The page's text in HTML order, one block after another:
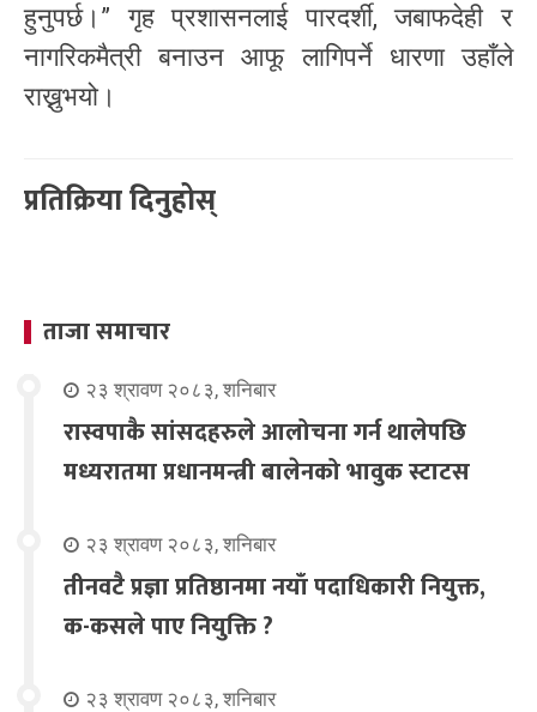
हुनुपर्छ।” गृह प्रशासनलाई पारदर्शी, जबाफदेही र
नागरिकमैत्री बनाउन आफू लागिपर्ने धारणा उहाँले
राख्नुभयो।
प्रतिक्रिया दिनुहोस्
ताजा समाचार
२३ श्रावण २०८३, शनिबार
रास्वपाकै सांसदहरुले आलोचना गर्न थालेपछि
मध्यरातमा प्रधानमन्त्री बालेनको भावुक स्टाटस
२३ श्रावण २०८३, शनिबार
तीनवटै प्रज्ञा प्रतिष्ठानमा नयाँ पदाधिकारी नियुक्त,
क-कसले पाए नियुक्ति ?
२३ श्रावण २०८३, शनिबार